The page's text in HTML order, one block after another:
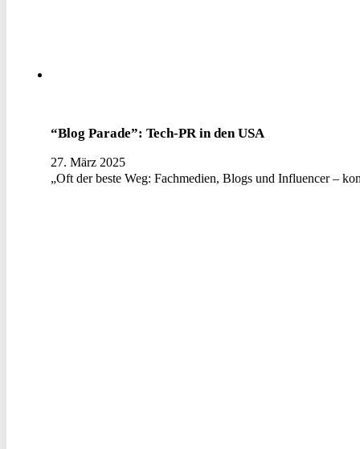
“Blog Parade”: Tech-PR in den USA
27. März 2025
„Oft der beste Weg: Fachmedien, Blogs und Influencer –